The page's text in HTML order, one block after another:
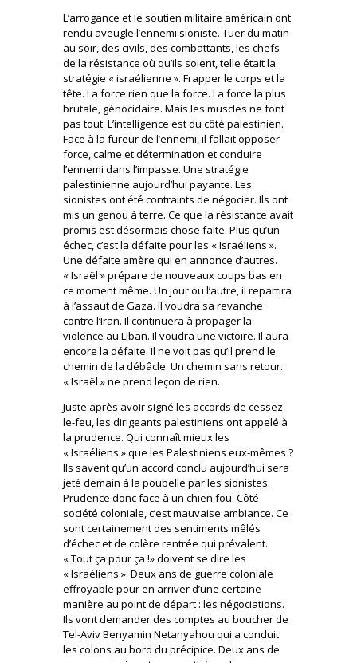
L’arrogance et le soutien militaire américain ont
rendu aveugle l’ennemi sioniste. Tuer du matin
au soir, des civils, des combattants, les chefs
de la résistance où qu’ils soient, telle était la
stratégie « israélienne ». Frapper le corps et la
tête. La force rien que la force. La force la plus
brutale, génocidaire. Mais les muscles ne font
pas tout. L’intelligence est du côté palestinien.
Face à la fureur de l’ennemi, il fallait opposer
force, calme et détermination et conduire
l’ennemi dans l’impasse. Une stratégie
palestinienne aujourd’hui payante. Les
sionistes ont été contraints de négocier. Ils ont
mis un genou à terre. Ce que la résistance avait
promis est désormais chose faite. Plus qu’un
échec, c’est la défaite pour les « Israéliens ».
Une défaite amère qui en annonce d’autres.
« Israël » prépare de nouveaux coups bas en
ce moment même. Un jour ou l’autre, il repartira
à l’assaut de Gaza. Il voudra sa revanche
contre l’Iran. Il continuera à propager la
violence au Liban. Il voudra une victoire. Il aura
encore la défaite. Il ne voit pas qu’il prend le
chemin de la débâcle. Un chemin sans retour.
« Israël » ne prend leçon de rien.
Juste après avoir signé les accords de cessez-
le-feu, les dirigeants palestiniens ont appelé à
la prudence. Qui connaît mieux les
« Israéliens » que les Palestiniens eux-mêmes ?
Ils savent qu’un accord conclu aujourd’hui sera
jeté demain à la poubelle par les sionistes.
Prudence donc face à un chien fou. Côté
société coloniale, c’est mauvaise ambiance. Ce
sont certainement des sentiments mêlés
d’échec et de colère rentrée qui prévalent.
« Tout ça pour ça !» doivent se dire les
« Israéliens ». Deux ans de guerre coloniale
effroyable pour en arriver d’une certaine
manière au point de départ : les négociations.
Ils vont demander des comptes au boucher de
Tel-Aviv Benyamin Netanyahou qui a conduit
les colons au bord du précipice. Deux ans de